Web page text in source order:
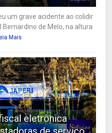
um grave acidente ao colidir
Bernardino de Melo, na altura
Mais
eletrônica